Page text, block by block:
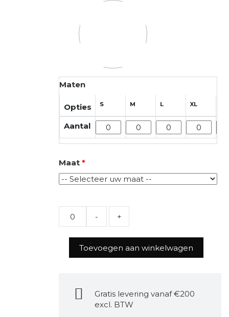
Maten
Opties S M L XL
Aantal
Maat *
Toevoegen aan winkelwagen
Gratis levering vanaf €200
excl. BTW